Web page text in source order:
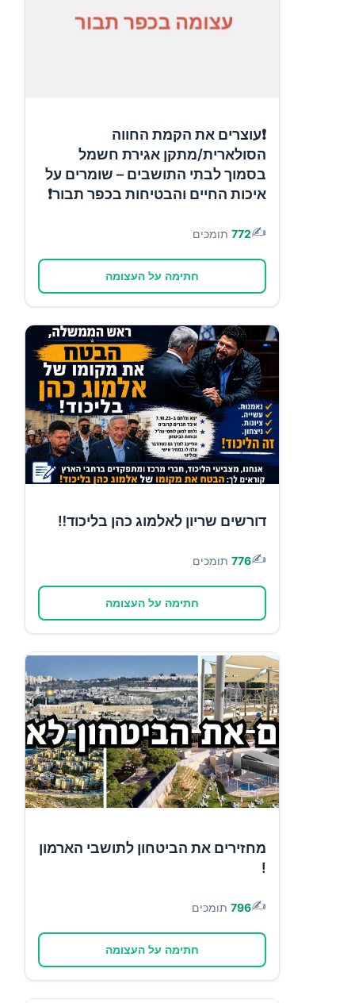
❗עוצרים את הקמת החווה
הסולארית/מתקן אגירת חשמל
בסמוך לבתי התושבים – שומרים על
איכות החיים והבטיחות בכפר תבור❗
✍️
772 תומכים
חתימה על העצומה
דורשים שריון לאלמוג כהן בליכוד‼️
✍️
776 תומכים
חתימה על העצומה
מחזירים את הביטחון לתושבי הארמון
!
✍️
796 תומכים
חתימה על העצומה